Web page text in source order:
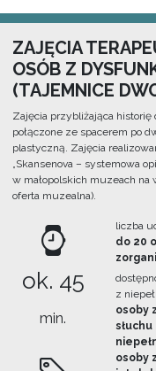
ZAJĘCIA
OSÓB Z
(TAJEMNICE
Zajęcia przybliżająca
połączone ze spacerem po
plastyczną. Zajęcia
„Skansenova – systemowa
w małopolskich muzeach na
oferta muzealna).
ok. 45
min.
liczba
do 20
z
osoby
słuchu
osoby